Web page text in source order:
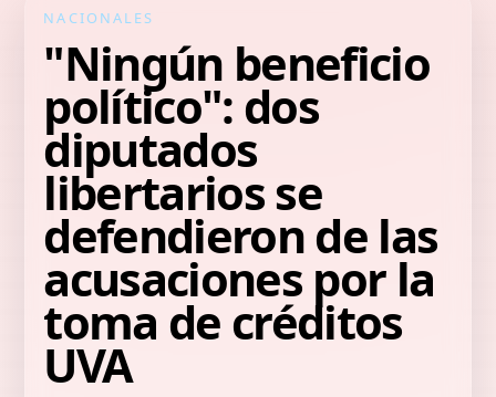
NACIONALES
"Ningún beneficio
político": dos
diputados
libertarios se
defendieron de las
acusaciones por la
toma de créditos
UVA